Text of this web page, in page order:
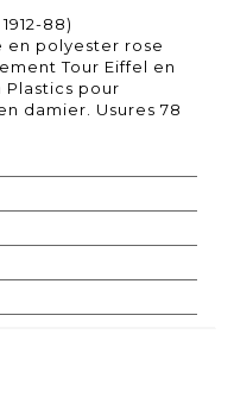
88)
en polyester rose
Tour Eiffel en
pour
damier. Usures 78